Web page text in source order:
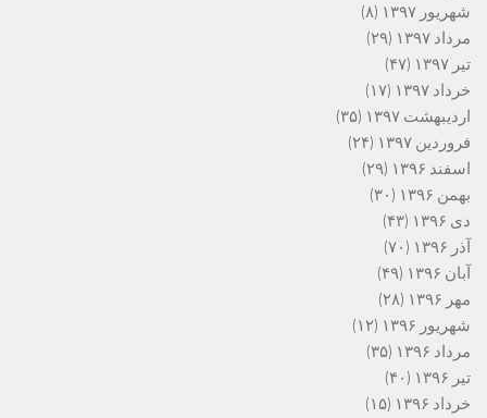
شهریور ۱۳۹۷
(۸)
مرداد ۱۳۹۷
(۲۹)
تیر ۱۳۹۷
(۴۷)
خرداد ۱۳۹۷
(۱۷)
اردیبهشت ۱۳۹۷
(۳۵)
فروردین ۱۳۹۷
(۲۴)
اسفند ۱۳۹۶
(۲۹)
بهمن ۱۳۹۶
(۳۰)
دی ۱۳۹۶
(۴۳)
آذر ۱۳۹۶
(۷۰)
آبان ۱۳۹۶
(۴۹)
مهر ۱۳۹۶
(۲۸)
شهریور ۱۳۹۶
(۱۲)
مرداد ۱۳۹۶
(۳۵)
تیر ۱۳۹۶
(۴۰)
خرداد ۱۳۹۶
(۱۵)